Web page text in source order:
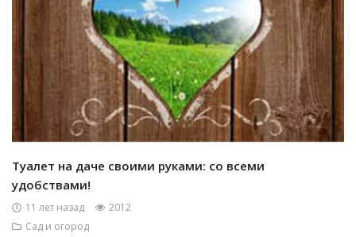
Туалет на даче своими руками: со всеми
удобствами!
11 лет назад
2012
Сад и огород